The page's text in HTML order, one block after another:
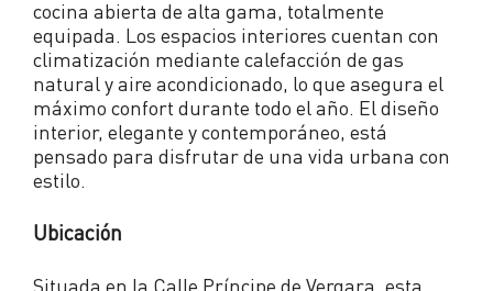
cocina abierta de alta gama, totalmente
equipada. Los espacios interiores cuentan con
climatización mediante calefacción de gas
natural y aire acondicionado, lo que asegura el
máximo confort durante todo el año. El diseño
interior, elegante y contemporáneo, está
pensado para disfrutar de una vida urbana con
estilo.
Ubicación
Situada en la Calle Príncipe de Vergara, esta